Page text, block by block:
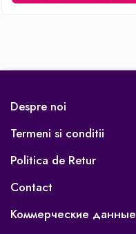
Despre noi
Termeni si conditii
Politica de Retur
Contact
Коммерческие данные